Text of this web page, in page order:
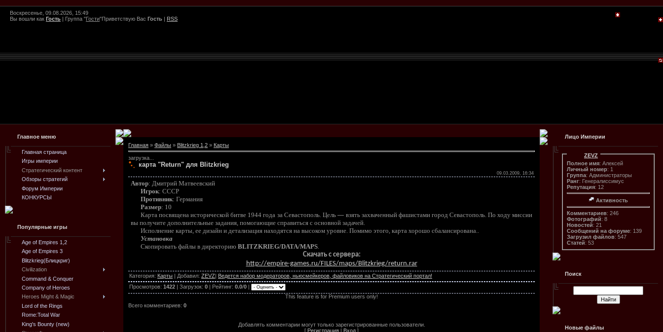
Воскресенье, 09.08.2026, 15:49
Вы вошли как Гость | Группа "Гости"Приветствую Вас Гость | RSS
Главное меню
Главная страница
Игры империи
Стратегический контент
Обзоры стратегий
Форум Империи
КОНКУРСЫ
Популярные игры
Age of Empires 1,2
Age of Empires 3
Blitzkrieg(Блицкриг)
Civilization
Command & Conquer
Company of Heroes
Heroes Might & Magic
Lord of the Rings
Rome:Total War
King's Bounty (new)
Главная » Файлы » Blitzkrieg 1,2 » Карты
загрузка...
карта "Return" для Blitzkrieg
09.03.2009, 16:34
Автор: Дмитрий Матвеевский
Игрок: СССР
Противник: Германия
Размер: 10
Карта посвящена исторической битве 1944 года за Севастополь. Цель — взять захваченный фашистами город Севастополь. По ходу миссии
вы получите дополнительные задания, помогающие справиться с основной задачей.
Исполнение карты, ее дизайн и детализация находятся на высоком уровне. Помимо этого, карта хорошо сбалансирована..
Установка
Скопировать файлы в директорию BLITZKRIEG/DATA/MAPS
Скачать с сервера:
http://empire-games.ru/FILES/maps/Blitzkrieg/return.rar
Категория: Карты | Добавил: ZEVZ| Ведется набор модераторов, ньюсмейкеров, файловиков на Стратегический портал!
Просмотров: 1422 | Загрузок: 0 | Рейтинг: 0.0/0 |
This feature is for Premium users only!
Всего комментариев: 0
Добавлять комментарии могут только зарегистрированные пользователи.
[ Регистрация | Вход ]
Лицо Империи
ZEVZ
Полное имя: Алексей
Личный номер: 1
Группа: Администраторы
Ранг: Генералиссимус
Репутация: 12
Активность
Комментариев: 246
Фотографий: 8
Новостей: 21
Сообщений на форуме: 139
Загрузил файлов: 547
Статей: 53
Поиск
Новые файлы